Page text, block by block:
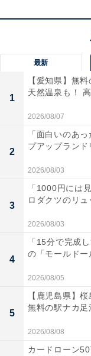
商品の紛失を防
メルカリに出品
です。出品期間が
しまうこともあ
きく2つあります
・元の場所に戻し
最新
1
【愛知県】無
天然温泉も！
2026/08/07
2
「面白いのあ
プアップランド
2026/08/03
3
「1000円には
ロダクツのリュ
2026/08/03
4
「15分で完成
の「モールドー
2026/08/05
5
【鹿児島県】
無料の駅ナカ足
2026/08/08
カードローン